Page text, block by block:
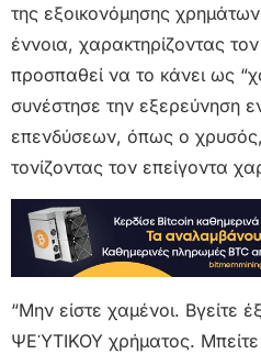
της εξοικονόμησης
έννοια, χαρακτηρίζοντας
προσπαθεί να το κάνει ως
συνέστησε την εξερεύνηση
επενδύσεων, όπως ο χρυσός,
τονίζοντας τον επείγοντα
“Μην είστε χαμένοι. Βγείτε
ΨΕΎΤΙΚΟΥ χρήματος.